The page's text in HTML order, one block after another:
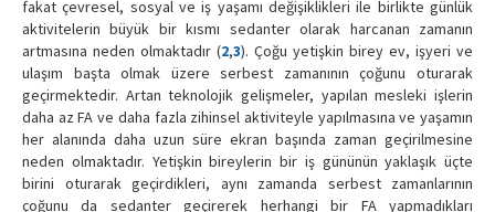
fakat çevresel, sosyal ve iş yaşamı değişiklikleri ile birlikte günlük
aktivitelerin büyük bir kısmı sedanter olarak harcanan zamanın
artmasına neden olmaktadır (2,3). Çoğu yetişkin birey ev, işyeri ve
ulaşım başta olmak üzere serbest zamanının çoğunu oturarak
geçirmektedir. Artan teknolojik gelişmeler, yapılan mesleki işlerin
daha az FA ve daha fazla zihinsel aktiviteyle yapılmasına ve yaşamın
her alanında daha uzun süre ekran başında zaman geçirilmesine
neden olmaktadır. Yetişkin bireylerin bir iş gününün yaklaşık üçte
birini oturarak geçirdikleri, aynı zamanda serbest zamanlarının
çoğunu da sedanter geçirerek herhangi bir FA yapmadıkları